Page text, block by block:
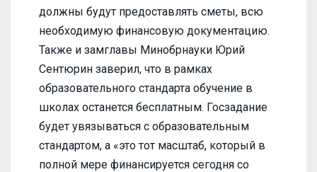
должны будут предоставлять сметы, всю
необходимую финансовую документацию.
Также и замглавы Минобрнауки Юрий
Сентюрин заверил, что в рамках
образовательного стандарта обучение в
школах останется бесплатным. Госзадание
будет увязываться с образовательным
стандартом, а «это тот масштаб, который в
полной мере финансируется сегодня со